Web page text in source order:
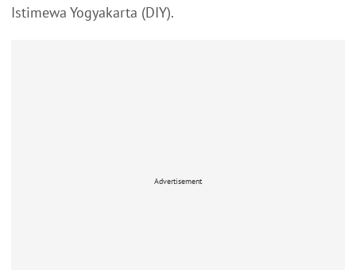
Istimewa Yogyakarta (DIY).
Advertisement